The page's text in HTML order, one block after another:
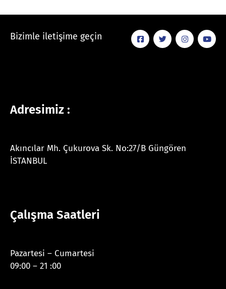
Bizimle iletişime geçin
Adresimiz :
Akıncılar Mh. Çukurova Sk. No:27/B Güngören
İSTANBUL
Çalışma Saatleri
Pazartesi – Cumartesi
09:00 – 21 :00